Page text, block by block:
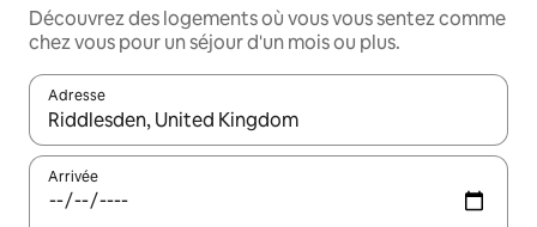
Découvrez des logements où vous vous sentez comme
chez vous pour un séjour d'un mois ou plus.
Adresse
Lorsque les résultats s'affichent, utilisez les flèches vers le
Arrivée